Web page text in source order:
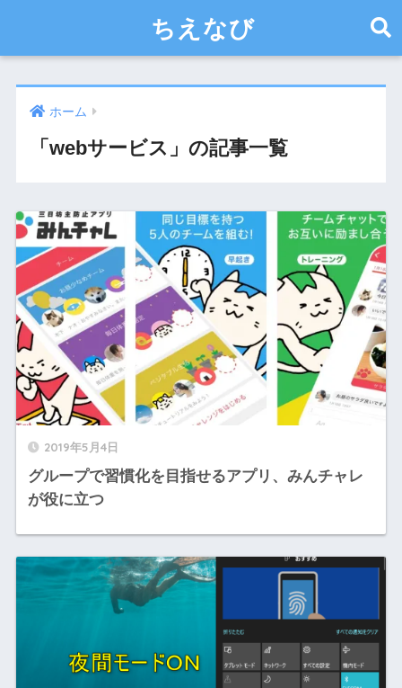
ちえなび
ホーム
「webサービス」の記事一覧
2019年5月4日
グループで習慣化を目指せるアプリ、みんチャレ
が役に立つ